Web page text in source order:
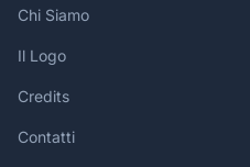
Chi Siamo
Il Logo
Credits
Contatti